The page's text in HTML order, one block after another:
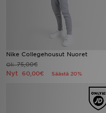
Nike Collegehousut Nuoret
Oli75,00€
Nyt 60,00€ Säästä 20%